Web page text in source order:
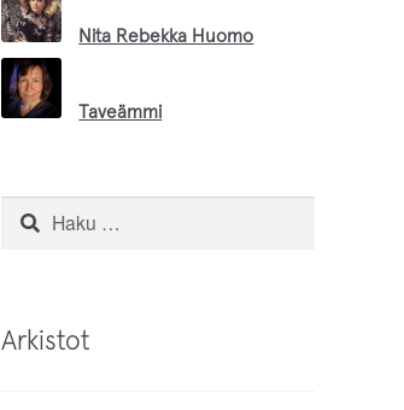
Nita Rebekka Huomo
Taveämmi
Inari Handicrafts
Haku:
Arkistot